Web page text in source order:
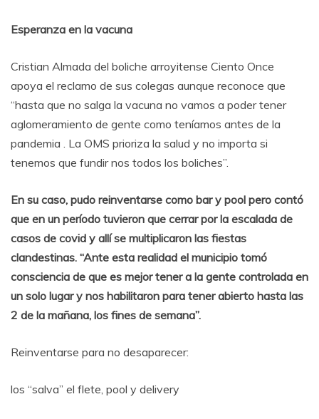
Esperanza en la vacuna
Cristian Almada del boliche arroyitense Ciento Once
apoya el reclamo de sus colegas aunque reconoce que
“hasta que no salga la vacuna no vamos a poder tener
aglomeramiento de gente como teníamos antes de la
pandemia . La OMS prioriza la salud y no importa si
tenemos que fundir nos todos los boliches”.
En su caso, pudo reinventarse como bar y pool pero contó
que en un período tuvieron que cerrar por la escalada de
casos de covid y allí se multiplicaron las fiestas
clandestinas. “Ante esta realidad el municipio tomó
consciencia de que es mejor tener a la gente controlada en
un solo lugar y nos habilitaron para tener abierto hasta las
2 de la mañana, los fines de semana”.
Reinventarse para no desaparecer:
los “salva” el flete, pool y delivery